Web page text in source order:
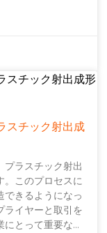
予算内で最高品
が、これらの要
なプラスチック
るでしょう。
した。彼の指摘
とです。射出成
ど、金型コスト
ます。コスト削減
すが、正直なと
トと耐久性のバラ
て簡単な判断で
は省略できるの
そして、サプライ
。魅力的に見える
いる場合もありま
で、より賢明な判
家のアドバイス
スチック射出成
プラスチック射出
。このプロセスに
できるようになっ
ライヤーと取引を
とって重要なパ